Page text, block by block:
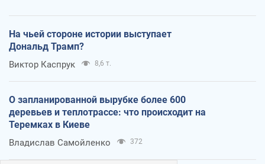
На чьей стороне истории выступает
Дональд Трамп?
Виктор Каспрук 8,6 т.
О запланированной вырубке более 600
деревьев и теплотрассе: что происходит на
Теремках в Киеве
Владислав Самойленко 372